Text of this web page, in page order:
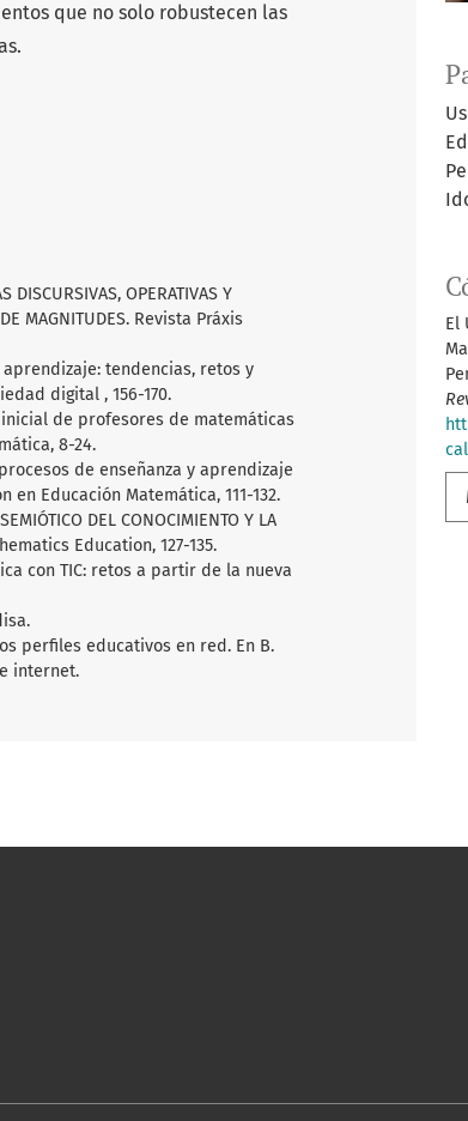
El
que no solo robustecen las
OPERATIVAS Y
DE MAGNITUDES. Revista Práxis
aprendizaje: tendencias, retos y
digital , 156-170.
inicial de profesores de matemáticas
8-24.
de enseñanza y aprendizaje
Educación Matemática, 111-132.
DEL CONOCIMIENTO Y LA
Education, 127-135.
con TIC: retos a partir de la nueva
perfiles educativos en red. En B.
internet.